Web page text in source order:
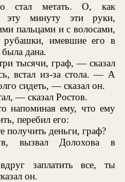
стал метать. О, как
эту минуту эти руки,
пальцами и с волосами,
рубашки, имевшие его в
была дана.
тысячи, граф, — сказал
встал из-за стола. — А
сидеть, — сказал он.
— сказал Ростов.
напоминая ему, что ему
перебил его:
получить деньги, граф?
вызвал Долохова в
заплатить все, ты
он.